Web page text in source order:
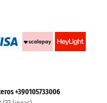
+390105733006